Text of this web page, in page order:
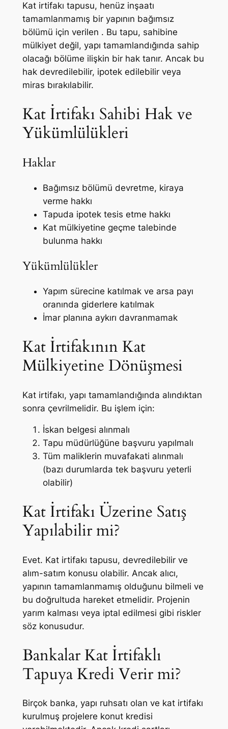
Kat irtifakı tapusu, henüz inşaatı
tamamlanmamış bir yapının bağımsız
bölümü için verilen . Bu tapu, sahibine
mülkiyet değil, yapı tamamlandığında sahip
olacağı bölüme ilişkin bir hak tanır. Ancak bu
hak devredilebilir, ipotek edilebilir veya
miras bırakılabilir.
Kat İrtifakı Sahibi Hak ve
Yükümlülükleri
Haklar
Bağımsız bölümü devretme, kiraya
verme hakkı
Tapuda ipotek tesis etme hakkı
Kat mülkiyetine geçme talebinde
bulunma hakkı
Yükümlülükler
Yapım sürecine katılmak ve arsa payı
oranında giderlere katılmak
İmar planına aykırı davranmamak
Kat İrtifakının Kat
Mülkiyetine Dönüşmesi
Kat irtifakı, yapı tamamlandığında alındıktan
sonra çevrilmelidir. Bu işlem için:
İskan belgesi alınmalı
Tapu müdürlüğüne başvuru yapılmalı
Tüm maliklerin muvafakati alınmalı
(bazı durumlarda tek başvuru yeterli
olabilir)
Kat İrtifakı Üzerine Satış
Yapılabilir mi?
Evet. Kat irtifakı tapusu, devredilebilir ve
alım-satım konusu olabilir. Ancak alıcı,
yapının tamamlanmamış olduğunu bilmeli ve
bu doğrultuda hareket etmelidir. Projenin
yarım kalması veya iptal edilmesi gibi riskler
söz konusudur.
Bankalar Kat İrtifaklı
Tapuya Kredi Verir mi?
Birçok banka, yapı ruhsatı olan ve kat irtifakı
kurulmuş projelere konut kredisi